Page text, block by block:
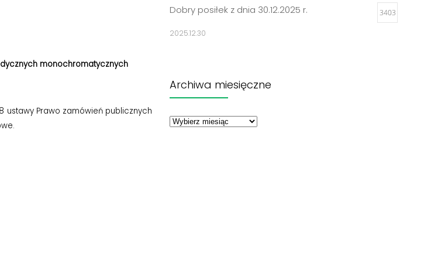
monochromatycznych
ustawy Prawo zamówień publicznych
Dobry posiłek z dnia 30.12.2025 r. 3403
2025.12.30
2024.12.27
Dobry posiłek z dnia 23.12.2025 r.
Archiwa miesięczne
miesięczne